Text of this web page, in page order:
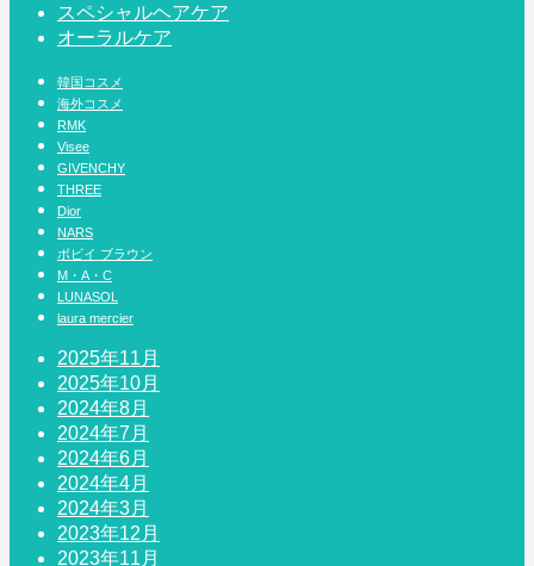
スペシャルヘアケア
オーラルケア
韓国コスメ
海外コスメ
RMK
Visee
GIVENCHY
THREE
Dior
NARS
ボビイ ブラウン
M・A・C
LUNASOL
laura mercier
2025年11月
2025年10月
2024年8月
2024年7月
2024年6月
2024年4月
2024年3月
2023年12月
2023年11月